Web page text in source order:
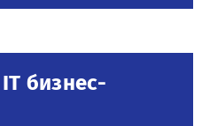
бизнес-